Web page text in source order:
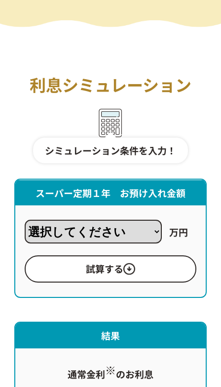
利息シミュレーション
シミュレーション条件を入力！
スーパー定期１年 お預け入れ金額
万円
試算する
結果
通常金利※のお利息